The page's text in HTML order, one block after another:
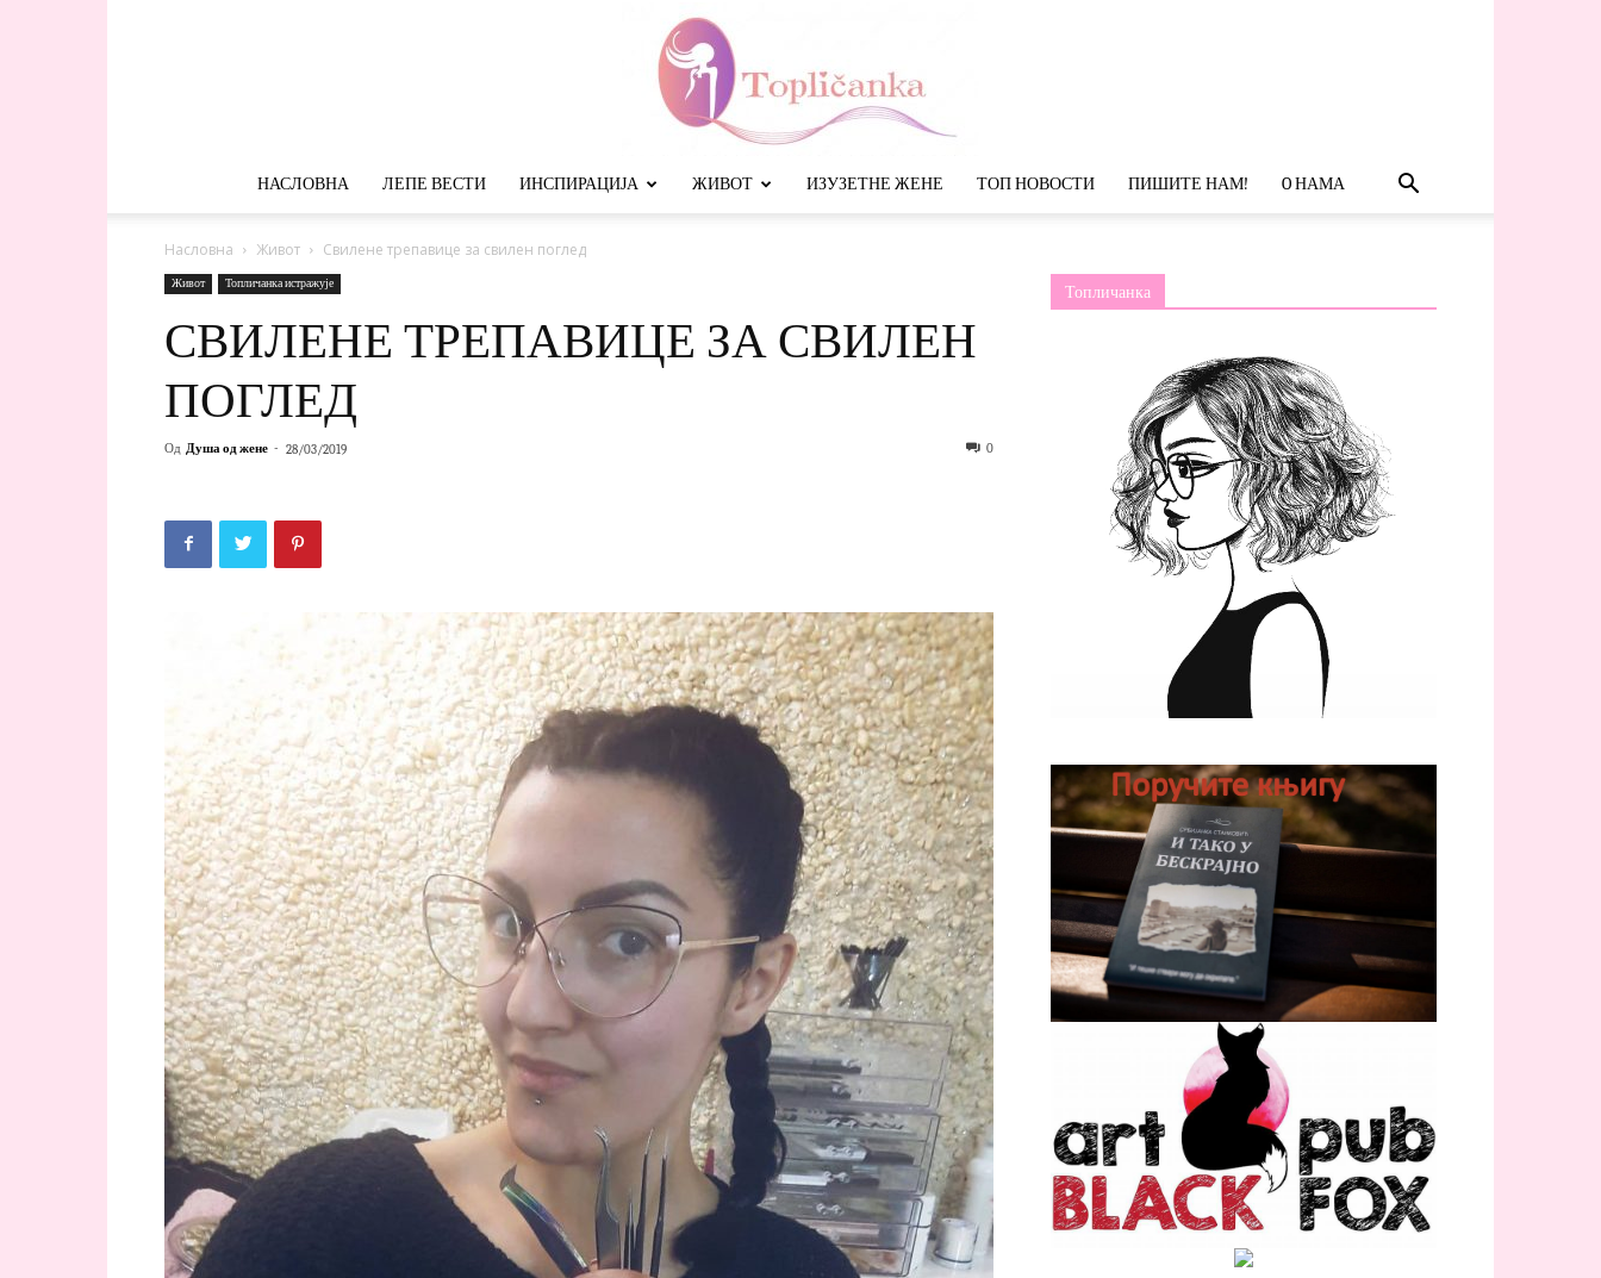
НАСЛОВНА ЛЕПЕ ВЕСТИ ИНСПИРАЦИЈА ЖИВОТ ИЗУЗЕТНЕ ЖЕНЕ ТОП НОВОСТИ ПИШИТЕ НАМ! O НАМА
Насловна Живот Свилене трепавице за свилен поглед
Живот Топличанка истражује
СВИЛЕНЕ ТРЕПАВИЦЕ ЗА СВИЛЕН
ПОГЛЕД
Од Душа од жене - 28/03/2019 0
Топличанка